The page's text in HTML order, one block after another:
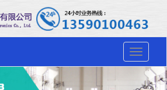
Toggle
navigation